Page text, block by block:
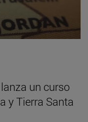
un curso
y Tierra Santa